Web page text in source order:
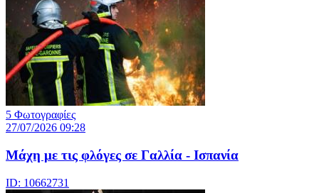
5 Φωτογραφίες
27/07/2026 09:28
Μάχη με τις φλόγες σε Γαλλία - Ισπανία
ID: 10662731